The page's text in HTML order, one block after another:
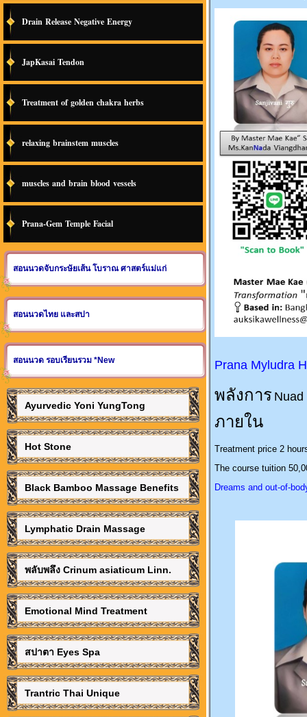
Drain Release Negative Energy
JapKasai Tendon
Treatment of golden chakra herbs
relaxing brainstem muscles
muscles and brain blood vessels
Prana-Gem Temple Facial
สอนนวดจับกระษัยเส้น โบราณ ศาสตร์แม่แก่
สอนนวดไทย และสปา
สอนนวด รอบเรียนรวม *New
Ayurvedic Yoni YungTong
Hot Stone
Black Bamboo Massage Benefits
Lymphatic Drain Massage
พลับพลึง Crinum asiaticum Linn.
Emotional Mind Treatment
สปาตา Eyes Spa
Trantric Thai Unique
Prana Myludra
พลังการ Nuad
ภายใน
Treatment price 2
The course tuition
Dreams and out-of-